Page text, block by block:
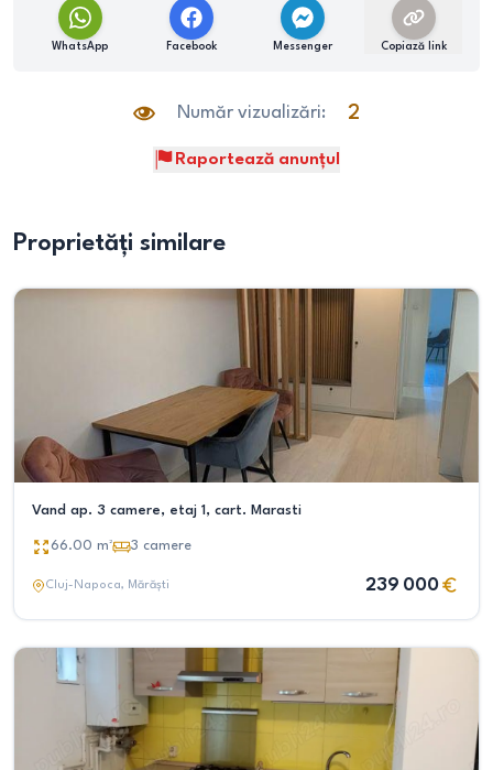
WhatsApp Facebook Messenger Copiază link
Număr vizualizări: 2
Raportează anunțul
Proprietăți similare
Vand ap. 3 camere, etaj 1, cart. Marasti
66.00 m² 3 camere
Cluj-Napoca, Mărăști 239 000